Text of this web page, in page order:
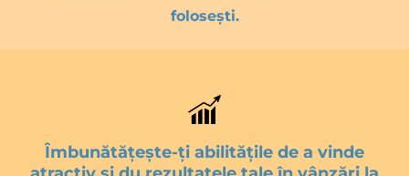
folosești.
Îmbunătățește-ți abilitățile de a vinde